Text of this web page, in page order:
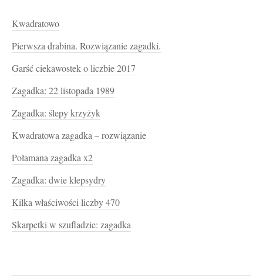
Kwadratowo
Pierwsza drabina. Rozwiązanie zagadki.
Garść ciekawostek o liczbie 2017
Zagadka: 22 listopada 1989
Zagadka: ślepy krzyżyk
Kwadratowa zagadka – rozwiązanie
Połamana zagadka x2
Zagadka: dwie klepsydry
Kilka właściwości liczby 470
Skarpetki w szufladzie: zagadka